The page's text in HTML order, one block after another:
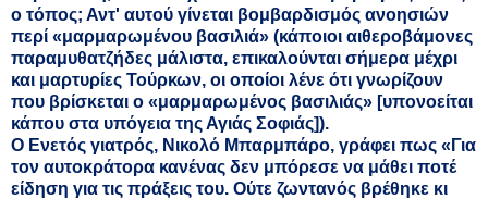
ο τόπος; Αντ' αυτού γίνεται βομβαρδισμός ανοησιών
περί «μαρμαρωμένου βασιλιά» (κάποιοι αιθεροβάμονες
παραμυθατζήδες μάλιστα, επικαλούνται σήμερα μέχρι
και μαρτυρίες Τούρκων, οι οποίοι λένε ότι γνωρίζουν
που βρίσκεται ο «μαρμαρωμένος βασιλιάς» [υπονοείται
κάπου στα υπόγεια της Αγιάς Σοφιάς]).
Ο Ενετός γιατρός, Νικολό Μπαρμπάρο, γράφει πως «Για
τον αυτοκράτορα κανένας δεν μπόρεσε να μάθει ποτέ
είδηση για τις πράξεις του. Ούτε ζωντανός βρέθηκε κι